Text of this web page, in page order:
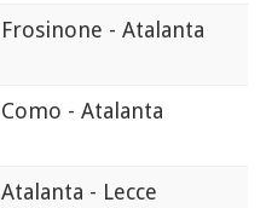
Frosinone - Atalanta
Como - Atalanta
Atalanta - Lecce